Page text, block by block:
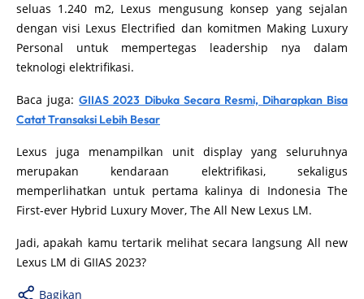
seluas 1.240 m2, Lexus mengusung konsep yang sejalan
dengan visi Lexus Electrified dan komitmen Making Luxury
Personal untuk mempertegas leadership nya dalam
teknologi elektrifikasi.
Baca juga:GIIAS 2023 Dibuka Secara Resmi, Diharapkan Bisa
Catat Transaksi Lebih Besar
Lexus juga menampilkan unit display yang seluruhnya
merupakan kendaraan elektrifikasi, sekaligus
memperlihatkan untuk pertama kalinya di Indonesia The
First-ever Hybrid Luxury Mover, The All New Lexus LM.
Jadi, apakah kamu tertarik melihat secara langsung All new
Lexus LM di GIIAS 2023?
Bagikan